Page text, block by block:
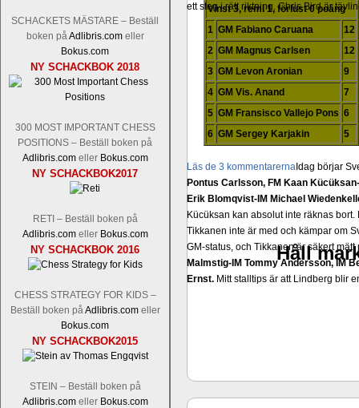
SCHACKETS MÄSTARE – Beställ
boken påAdlibris.comeller
Bokus.com
NY SCHACKBOK 2018
300 MOST IMPORTANT CHESS
POSITIONS – Beställ boken på
Adlibris.comeller Bokus.com
NY SCHACKBOK2017
RETI – Beställ boken på
Adlibris.comeller Bokus.com
NY SCHACKBOK 2016
CHESS STRATEGY FOR KIDS –
Beställ boken påAdlibris.comeller
Bokus.com
NY SCHACKBOK2015
STEIN – Beställ boken på
Adlibris.comeller Bokus.com
ett steg i rätt riktning. Chris Bird är
Läs de 3 kommentarerna Idag börjar
Pontus Carlsson, FM Kaan
Erik Blomqvist-IM Michael
Kücüksan kan absolut inte räknas
Tikkanen inte är med och kämpar om
GM-status, och Tikkanen är säkert
Malmstig-IM Tommy Andersson, IM
Ernst. Mitt stalltips är att Lindberg blir
Vinst 3, remi 1, förlust 0 poäng
1 GM Fabiano Caruana
12
2 GM Magnus Carlsen
12
3 GM Levon Aronian
9
4 GM Vis. Anand
7
5 GM Fransisco Vallejo Pons 6
6 GM Sergey Karjakin 5
Håll